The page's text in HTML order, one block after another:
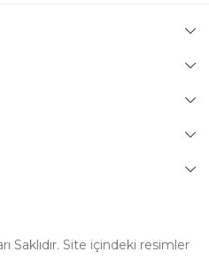
Saklıdır. Site içindeki resimler